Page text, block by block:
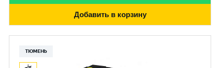
Добавить в корзину
ТЮМЕНЬ